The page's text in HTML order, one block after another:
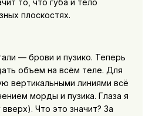
то, что губа и тело
плоскостях.
— брови и пузико. Теперь
объем на всём теле. Для
вертикальными линиями всё
морды и пузика. Глаза я
Что это значит? За